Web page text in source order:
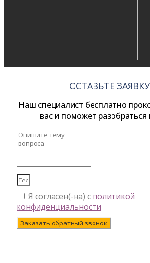
ОСТАВЬТЕ ЗАЯВКУ
Наш специалист бесплатно
вас и поможет разобраться
Я согласен(-на) с политикой
конфиденциальности
Заказать обратный звонок